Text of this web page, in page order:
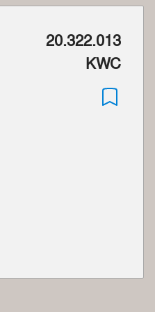
20.322.013
KWC